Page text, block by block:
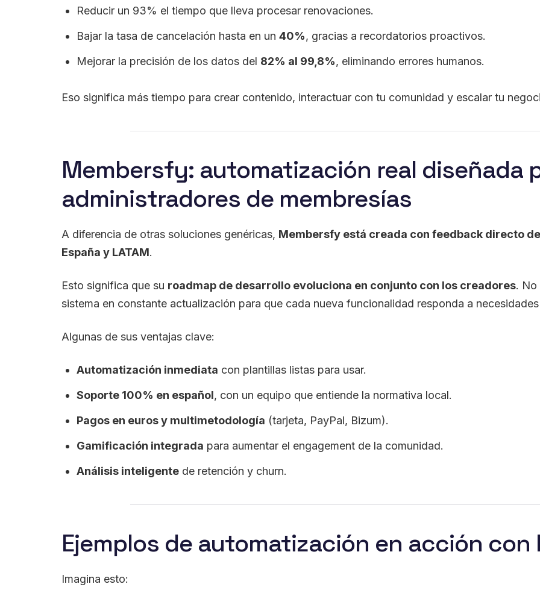
Reducir un 93% el tiempo que lleva procesar renovaciones.
Bajar la tasa de cancelación hasta en un 40%, gracias a recordatorios proactivos.
Mejorar la precisión de los datos del 82% al 99,8%, eliminando errores humanos.
Eso significa más tiempo para crear contenido, interactuar con tu comunidad y escalar tu
Membersfy: automatización real diseñada
administradores de membresías
A diferencia de otras soluciones genéricas, Membersfy está creada con feedback directo
España y LATAM.
Esto significa que su roadmap de desarrollo evoluciona en conjunto con los creadores. No
sistema en constante actualización para que cada nueva funcionalidad responda a necesidades
Algunas de sus ventajas clave:
Automatización inmediata con plantillas listas para usar.
Soporte 100% en español, con un equipo que entiende la normativa local.
Pagos en euros y multimetodología (tarjeta, PayPal, Bizum).
Gamificación integrada para aumentar el engagement de la comunidad.
Análisis inteligente de retención y churn.
Ejemplos de automatización en acción
Imagina esto: